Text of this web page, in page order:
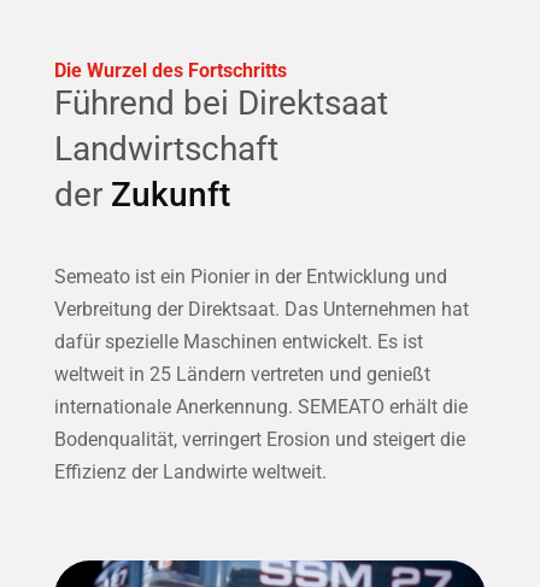
Die Wurzel des Fortschritts
Führend bei Direktsaat
Landwirtschaft
der Zukunft
Semeato ist ein Pionier in der Entwicklung und
Verbreitung der Direktsaat. Das Unternehmen hat
dafür spezielle Maschinen entwickelt. Es ist
weltweit in 25 Ländern vertreten und genießt
internationale Anerkennung. SEMEATO erhält die
Bodenqualität, verringert Erosion und steigert die
Effizienz der Landwirte weltweit.